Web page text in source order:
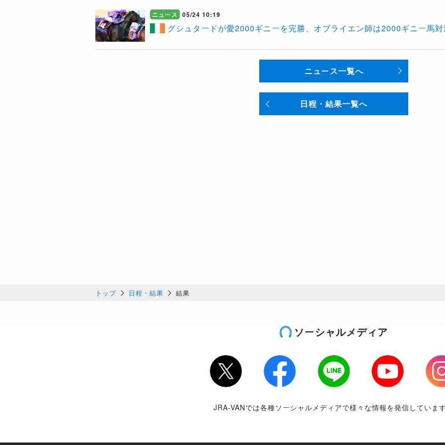
ニュース 05/24 10:19
グシュタードが愛2000ギニーを完勝、オブライエン師は2000ギニー馬
ニュース一覧へ
日程・結果一覧へ
トップ 日程・結果 結果
ソーシャルメディア
Twitter LINE Youtube
JRA-VANでは各種ソーシャルメディアで様々な情報を発信しています